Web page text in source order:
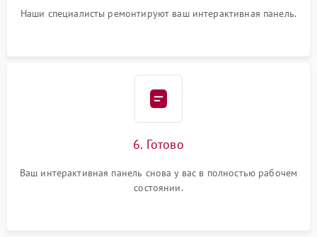
Наши специалисты ремонтируют ваш интерактивная панель.
6. Готово
Ваш интерактивная панель снова у вас в полностью рабочем
состоянии.